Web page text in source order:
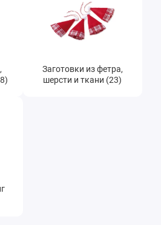
Заготовки из фетра,
шерсти и ткани (23)